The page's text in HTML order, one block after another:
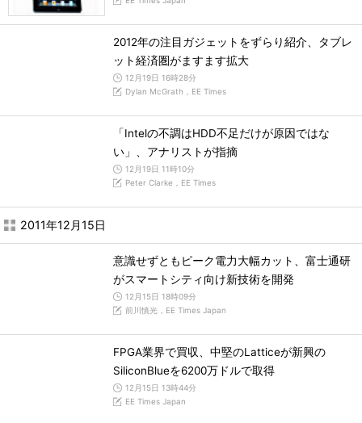
2012年の注目ガジェットをずらり紹介、タブレ
ット経済圏がますます拡大
12月19日 16時28分
Dylan McGrath，EE Times
「Intelの不調はHDD不足だけが原因ではな
い」、アナリストが指摘
12月19日 11時10分
Peter Clarke，EE Times
2011年12月15日
意識せずともピーク電力大幅カット、富士通研
がスマートシティ向け新技術を開発
12月15日 18時09分
前川慎光，EE Times Japan
FPGA業界で買収、中堅のLatticeが新興の
SiliconBlueを6200万ドルで取得
12月15日 13時44分
EE Times Japan